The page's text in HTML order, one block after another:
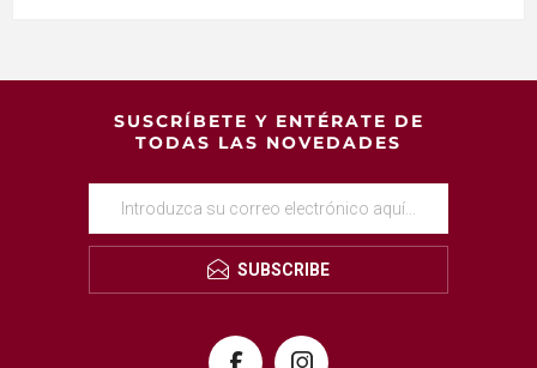
SUSCRÍBETE Y ENTÉRATE DE
TODAS LAS NOVEDADES
SUBSCRIBE